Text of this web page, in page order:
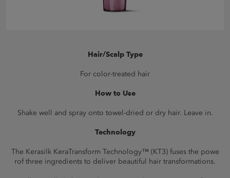
Hair/Scalp Type
For color-treated hair
How to Use
Shake well and spray onto towel-dried or dry hair. Leave in.
Technology
The Kerasilk KeraTransform Technology™ (KT3) fuses the powe
rof three ingredients to deliver beautiful hair transformations.